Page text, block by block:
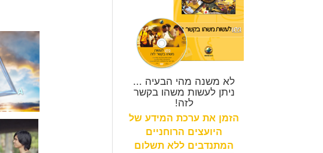
לא משנה מהי הבעיה ...
ניתן לעשות משהו בקשר
לזה!
הזמן את ערכת המידע של
היועצים הרוחניים
המתנדבים ללא תשלום